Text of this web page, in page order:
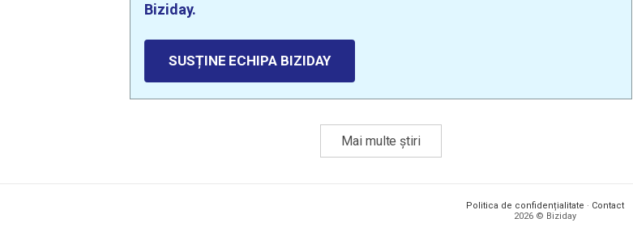
Biziday.
SUSȚINE ECHIPA BIZIDAY
Mai multe știri
Politica de confidențialitate · Contact
2026 © Biziday